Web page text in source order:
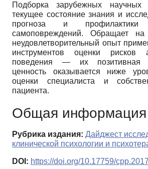
Подборка зарубежных научных
текущее состояние знания и
прогноза и
самоповреждений. Обращает
неудовлетворительный опыт
инструментов оценки рисков
поведения — их позитивная
ценность оказывается ниже
оценки специалиста и
пациента.
Общая информация
Рубрика издания: Дайджест
клинической психологии и
DOI: https://doi.org/10.17759/